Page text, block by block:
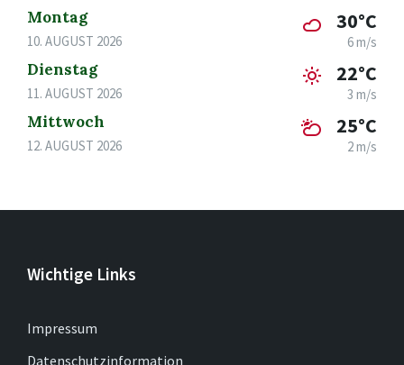
Montag
10. AUGUST 2026
30°C
6 m/s
Dienstag
11. AUGUST 2026
22°C
3 m/s
Mittwoch
12. AUGUST 2026
25°C
2 m/s
Wichtige Links
Impressum
Datenschutzinformation